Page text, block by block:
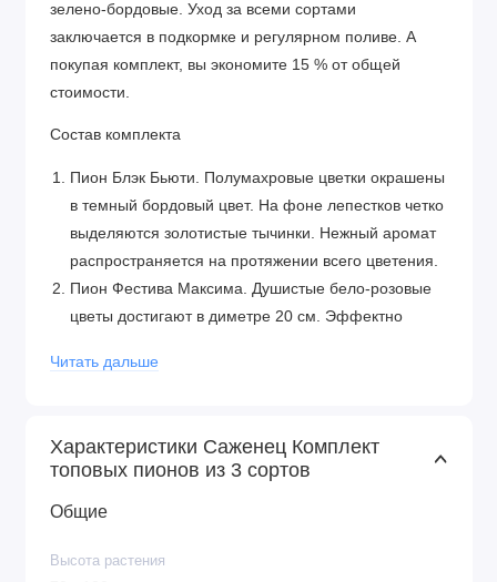
зелено-бордовые. Уход за всеми сортами
заключается в подкормке и регулярном поливе. А
покупая комплект, вы экономите 15 % от общей
стоимости.
Состав комплекта
Пион Блэк Бьюти. Полумахровые цветки окрашены
в темный бордовый цвет. На фоне лепестков четко
выделяются золотистые тычинки. Нежный аромат
распространяется на протяжении всего цветения.
Пион Фестива Максима. Душистые бело-розовые
цветы достигают в диметре 20 см. Эффектно
Пион Сорбет. Трехслойные лепестки обладают
морозов.
«Сад Экспресс 24»
Неприхотливость в выращивании.
Читать дальше
Характеристики Саженец Комплект
топовых пионов из 3 сортов
Общие
Высота растения